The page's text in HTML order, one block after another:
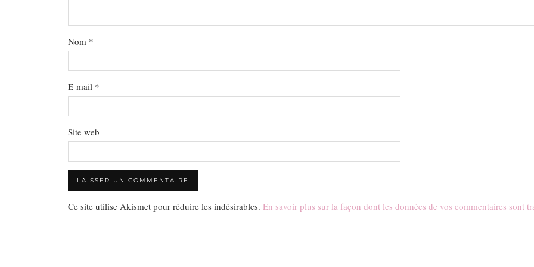
Nom *
E-mail *
Site web
Ce site utilise Akismet pour réduire les indésirables. En savoir plus sur la façon dont les données de vos commentaires sont